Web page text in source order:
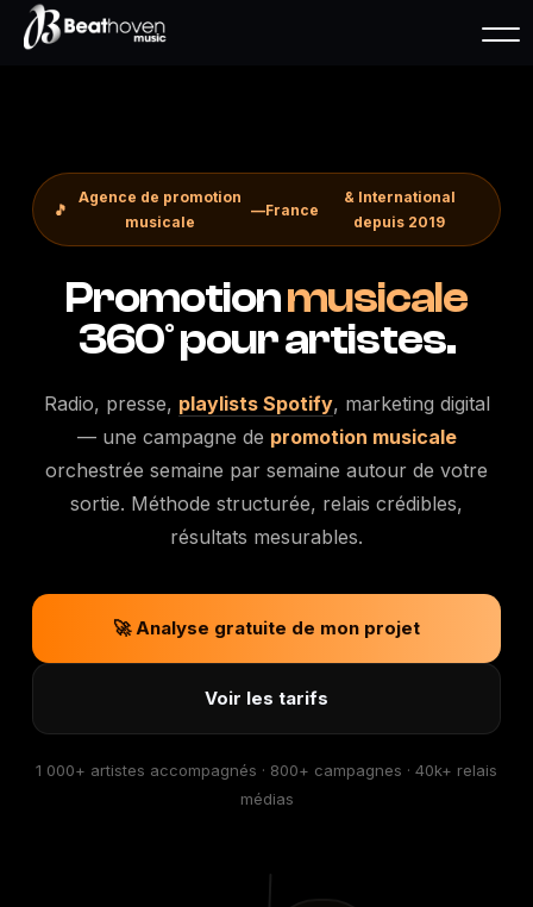
🎵
Agence de promotion
musicale
—France
& International
depuis 2019
Promotionmusicale
360° pour artistes.
Radio, presse, playlists Spotify, marketing digital
— une campagne de promotion musicale
orchestrée semaine par semaine autour de votre
sortie. Méthode structurée, relais crédibles,
résultats mesurables.
🚀 Analyse gratuite de mon projet
Voir les tarifs
1 000+ artistes accompagnés · 800+ campagnes · 40k+ relais
médias